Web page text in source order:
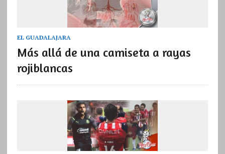
EL GUADALAJARA
Más allá de una camiseta a rayas
rojiblancas